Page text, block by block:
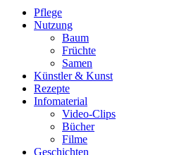
Pflege
Nutzung
Baum
Früchte
Samen
Künstler & Kunst
Rezepte
Infomaterial
Video-Clips
Bücher
Filme
Geschichten